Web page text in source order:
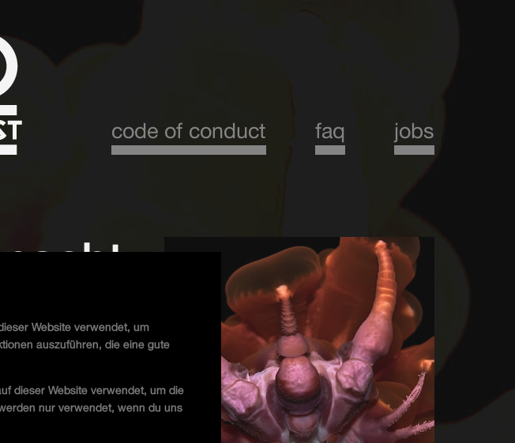
code of conduct faq jobs
Website verwendet, um
auszuführen, die eine gute
dieser Website verwendet, um die
nur verwendet, wenn du uns